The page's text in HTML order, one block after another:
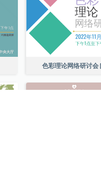
色彩理论网络研讨会